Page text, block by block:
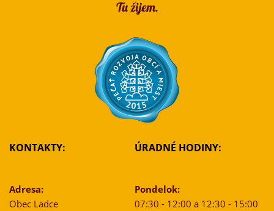
KONTAKTY:
Adresa:
Obec Ladce
ÚRADNÉ HODINY:
Pondelok:
07:30 - 12:00 a 12:30 - 15:00